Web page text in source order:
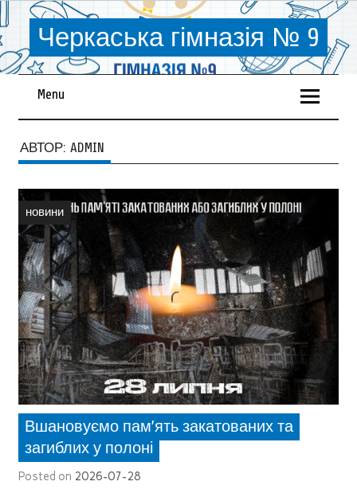
Черкаська гімназія № 9
Menu
АВТОР: ADMIN
новини
Вшановуємо пам’ять закатованих та
загиблих у полоні
Posted on 2026-07-28